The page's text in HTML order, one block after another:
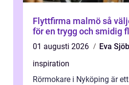
Flyttfirma malmö så väljer du rätt hjälp
för en trygg och smidig
01 augusti 2026
Eva
inspiration
Rörmokare i Nyköping är